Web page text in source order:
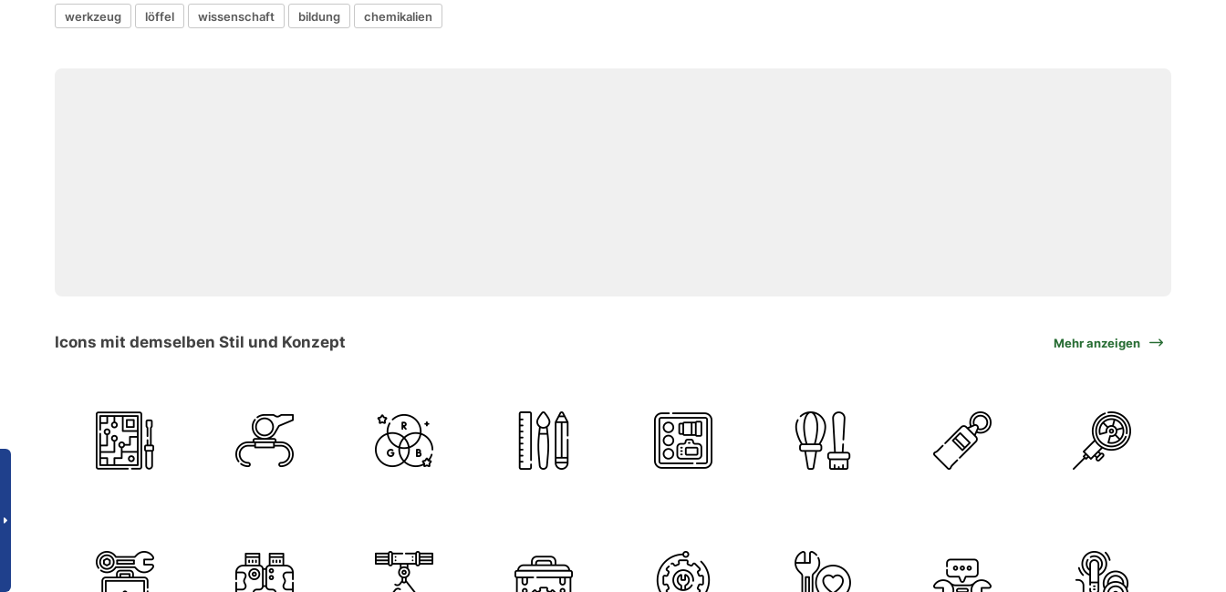
werkzeug löffel wissenschaft bildung chemikalien
Icons mit demselben Stil und Konzept Mehr anzeigen